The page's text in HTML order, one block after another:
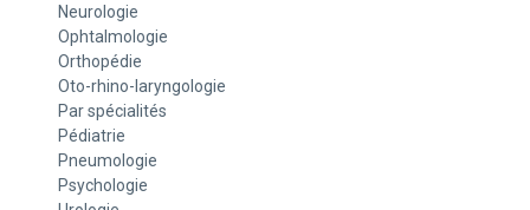
Neurologie
Ophtalmologie
Orthopédie
Oto-rhino-laryngologie
Par spécialités
Pédiatrie
Pneumologie
Psychologie